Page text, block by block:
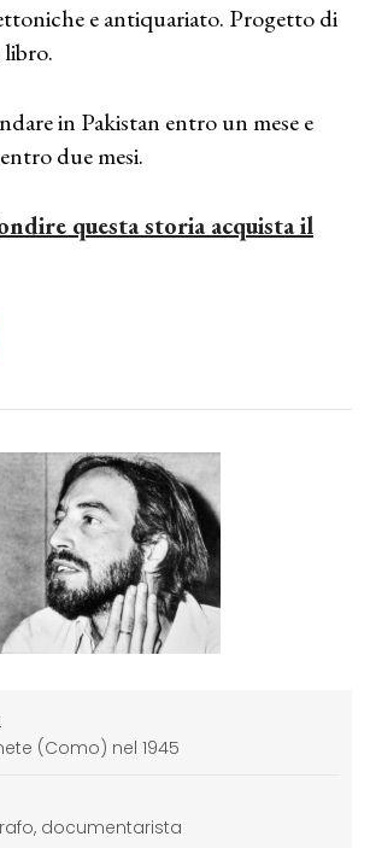
e antiquariato. Progetto di
in Pakistan entro un mese e
due mesi.
questa storia acquista il
(Como) nel 1945
documentarista